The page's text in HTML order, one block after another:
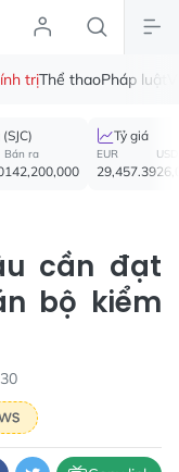
trịThể thaoPháp luật
Bán ra
142,200,000
Tỷ giá
EUR
29,457.39
USD
cần đạt
bộ kiểm